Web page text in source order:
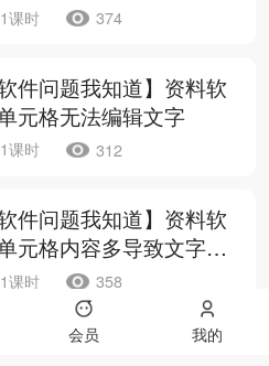
1课时 374
软件问题我知道】资料软
元格无法编辑文字
1课时 312
软件问题我知道】资料软
元格内容多导致文字看
1课时 358
软件问题我知道】杀毒软
会员 我的